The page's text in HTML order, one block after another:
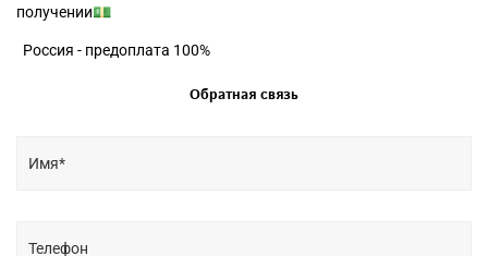
получении💵
Россия - предоплата 100%
Обратная связь